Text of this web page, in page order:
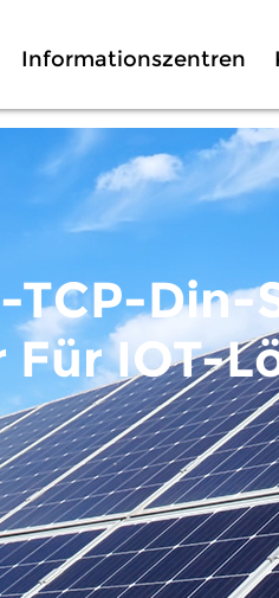
Informationszentren
Din-
IOT-